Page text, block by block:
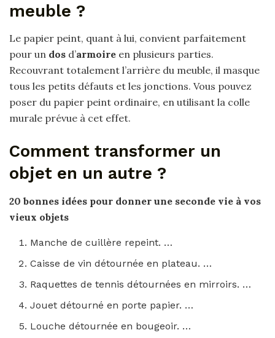
meuble ?
Le papier peint, quant à lui, convient parfaitement
pour un dos d’armoire en plusieurs parties.
Recouvrant totalement l’arrière du meuble, il masque
tous les petits défauts et les jonctions. Vous pouvez
poser du papier peint ordinaire, en utilisant la colle
murale prévue à cet effet.
Comment transformer un
objet en un autre ?
20 bonnes idées pour donner une seconde vie à vos
vieux objets
Manche de cuillère repeint. …
Caisse de vin détournée en plateau. …
Raquettes de tennis détournées en mirroirs. …
Jouet détourné en porte papier. …
Louche détournée en bougeoir. …